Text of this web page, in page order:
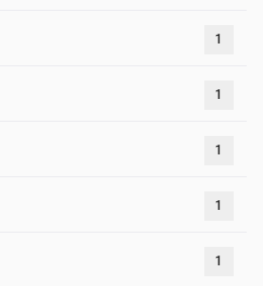
1
1
1
1
1